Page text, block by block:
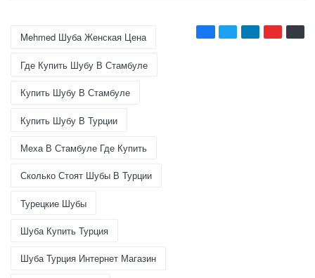
Mehmed Шуба Женская Цена
Где Купить Шубу В Стамбуле
Купить Шубу В Стамбуле
Купить Шубу В Турции
Меха В Стамбуле Где Купить
Сколько Стоят Шубы В Турции
Турецкие Шубы
Шуба Купить Турция
Шуба Турция Интернет Магазин